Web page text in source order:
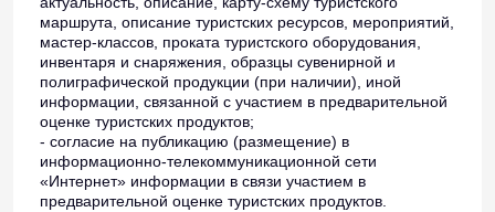
маршрута, описание туристских ресурсов, мероприятий,
мастер-классов, проката туристского оборудования,
инвентаря и снаряжения, образцы сувенирной и
полиграфической продукции (при наличии), иной
информации, связанной с участием в предварительной
оценке туристских продуктов;
- согласие на публикацию (размещение) в
информационно-телекоммуникационной сети
«Интернет» информации в связи участием в
предварительной оценке туристских продуктов.